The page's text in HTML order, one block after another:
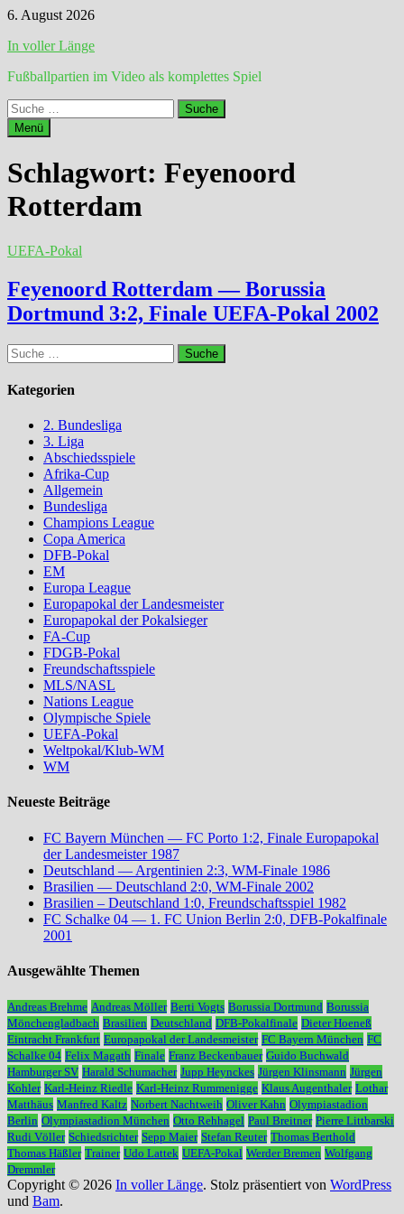
Zum
springen
6. August 2026
In voller Länge
Fußballpartien im Video als komplettes Spiel
Suche
nach:
Menü
Schlagwort: Feyenoord
Rotterdam
UEFA-Pokal
Feyenoord Rotterdam — Borussia
Dortmund 3:2, Finale UEFA-Pokal 2002
Suche
nach:
Kategorien
2. Bundesliga
3. Liga
Abschiedsspiele
Afrika-Cup
Allgemein
Bundesliga
Champions League
Copa America
DFB-Pokal
EM
Europa League
Europapokal der Landesmeister
Europapokal der Pokalsieger
FA-Cup
FDGB-Pokal
Freundschaftsspiele
MLS/NASL
Nations League
Olympische Spiele
UEFA-Pokal
Weltpokal/Klub-WM
WM
Neueste Beiträge
FC Bayern München — FC Porto 1:2, Finale Europapokal
der Landesmeister 1987
Deutschland — Argentinien 2:3, WM-Finale 1986
Brasilien — Deutschland 2:0, WM-Finale 2002
Brasilien – Deutschland 1:0, Freundschaftsspiel 1982
FC Schalke 04 — 1. FC Union Berlin 2:0, DFB-Pokalfinale
2001
Ausgewählte Themen
Andreas Brehme Andreas Möller Berti Vogts Borussia Dortmund Borussia
Mönchengladbach Brasilien Deutschland DFB-Pokalfinale Dieter Hoeneß
Eintracht Frankfurt Europapokal der Landesmeister FC Bayern München FC
Schalke 04 Felix Magath Finale Franz Beckenbauer Guido Buchwald
Hamburger SV Harald Schumacher Jupp Heynckes Jürgen Klinsmann Jürgen
Kohler Karl-Heinz Riedle Karl-Heinz Rummenigge Klaus Augenthaler Lothar
Matthäus Manfred Kaltz Norbert Nachtweih Oliver Kahn Olympiastadion
Berlin Olympiastadion München Otto Rehhagel Paul Breitner Pierre Littbarski
Rudi Völler Schiedsrichter Sepp Maier Stefan Reuter Thomas Berthold
Thomas Häßler Trainer Udo Lattek UEFA-Pokal Werder Bremen Wolfgang
Dremmler
Copyright © 2026 In voller Länge. Stolz präsentiert von WordPress
und Bam.